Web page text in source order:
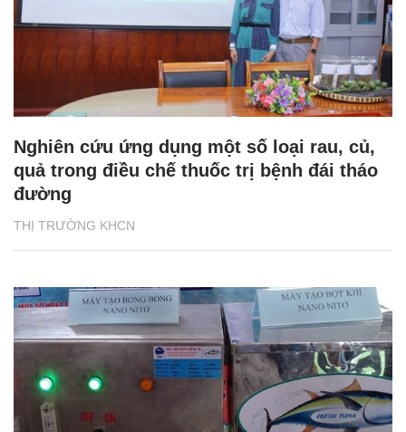
THỊ TRƯỜNG KHCN
Nghiên cứu ứng dụng một số loại rau, củ,
quả trong điều chế thuốc trị bệnh đái tháo
đường